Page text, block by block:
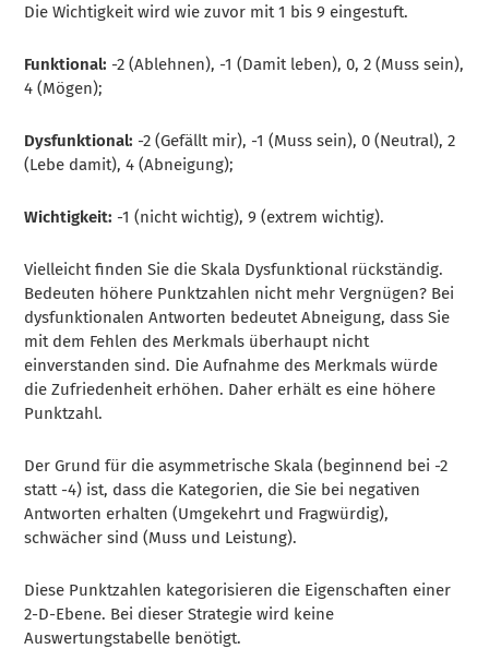
Die Wichtigkeit wird wie zuvor mit 1 bis 9 eingestuft.
Funktional: -2 (Ablehnen), -1 (Damit leben), 0, 2 (Muss sein),
4 (Mögen);
Dysfunktional: -2 (Gefällt mir), -1 (Muss sein), 0 (Neutral), 2
(Lebe damit), 4 (Abneigung);
Wichtigkeit: -1 (nicht wichtig), 9 (extrem wichtig).
Vielleicht finden Sie die Skala Dysfunktional rückständig.
Bedeuten höhere Punktzahlen nicht mehr Vergnügen? Bei
dysfunktionalen Antworten bedeutet Abneigung, dass Sie
mit dem Fehlen des Merkmals überhaupt nicht
einverstanden sind. Die Aufnahme des Merkmals würde
die Zufriedenheit erhöhen. Daher erhält es eine höhere
Punktzahl.
Der Grund für die asymmetrische Skala (beginnend bei -2
statt -4) ist, dass die Kategorien, die Sie bei negativen
Antworten erhalten (Umgekehrt und Fragwürdig),
schwächer sind (Muss und Leistung).
Diese Punktzahlen kategorisieren die Eigenschaften einer
2-D-Ebene. Bei dieser Strategie wird keine
Auswertungstabelle benötigt.